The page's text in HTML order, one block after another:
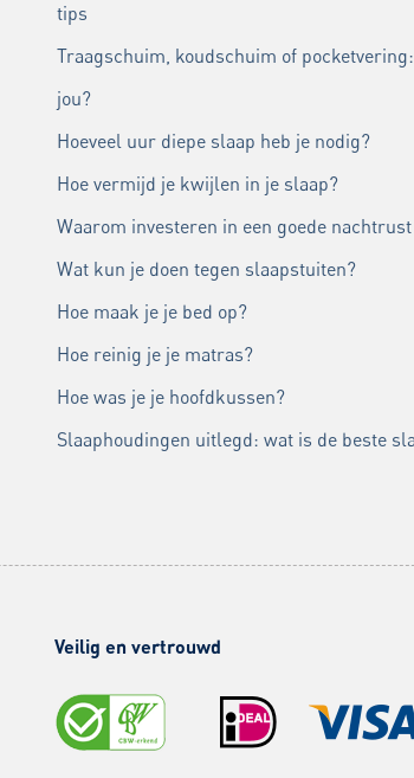
tips
Traagschuim, koudschuim of
jou?
Hoeveel uur diepe slaap heb je nodig?
Hoe vermijd je kwijlen in je slaap?
Waarom investeren in een goede
Wat kun je doen tegen slaapstuiten?
Hoe maak je je bed op?
Hoe reinig je je matras?
Hoe was je je hoofdkussen?
Slaaphoudingen uitlegd: wat is de beste
Veilig en vertrouwd